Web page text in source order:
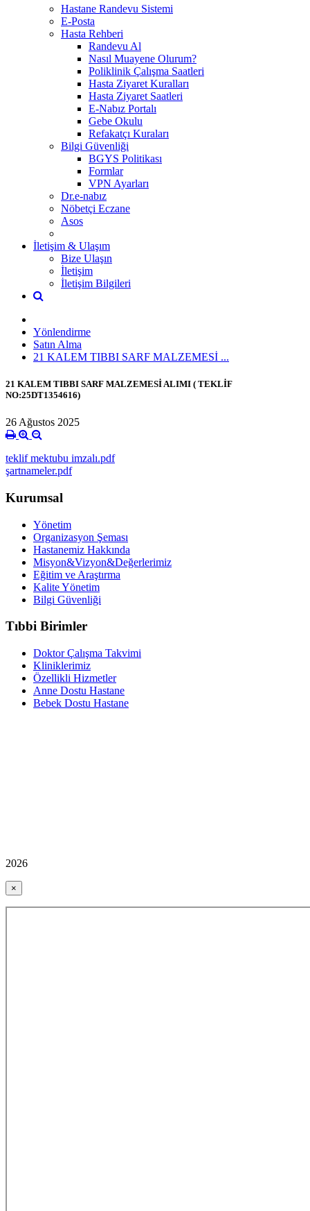
Hastane Randevu Sistemi
E-Posta
Hasta Rehberi
Randevu Al
Nasıl Muayene Olurum?
Poliklinik Çalışma Saatleri
Hasta Ziyaret Kuralları
Hasta Ziyaret Saatleri
E-Nabız Portalı
Gebe Okulu
Refakatçı Kuraları
Bilgi Güvenliği
BGYS Politikası
Formlar
VPN Ayarları
Dr.e-nabız
Nöbetçi Eczane
Asos
İletişim & Ulaşım
Bize Ulaşın
İletişim
İletişim Bilgileri
Yönlendirme
Satın Alma
21 KALEM TIBBI SARF MALZEMESİ ...
21 KALEM TIBBI SARF MALZEMESİ ALIMI ( TEKLİF
NO:25DT1354616)
26 Ağustos 2025
teklif mektubu imzalı.pdf
şartnameler.pdf
Kurumsal
Yönetim
Organizasyon Şeması
Hastanemiz Hakkında
Misyon&Vizyon&Değerlerimiz
Eğitim ve Araştırma
Kalite Yönetim
Bilgi Güvenliği
Tıbbi Birimler
Doktor Çalışma Takvimi
Kliniklerimiz
Özellikli Hizmetler
Anne Dostu Hastane
Bebek Dostu Hastane
2026
×